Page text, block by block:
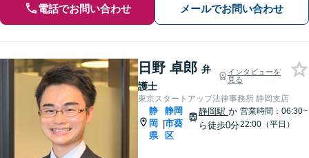
電話でお問い合わせ メールでお問い合わせ
日野 卓郎 弁
護士
インタビューを
見る
東京スタートアップ法律事務所 静岡支店
静
岡
県
|
静岡
市葵
区
静岡駅 か
ら徒歩0分
営業時間：06:30~
22:00（平日）